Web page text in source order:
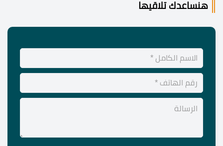
هنساعدك تلاقيها